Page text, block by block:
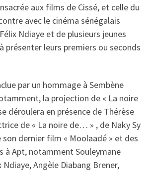
aux films de Cissé, et celle du
avec le cinéma sénégalais
Ndiaye et de plusieurs jeunes
présenter leurs premiers ou seconds
par un hommage à Sembène
la projection de « La noire
déroulera en présence de Thérèse
de « La noire de… » , de Naky Sy
son dernier film « Moolaadé » et des
à Apt, notamment Souleymane
Ndiaye, Angèle Diabang Brener,